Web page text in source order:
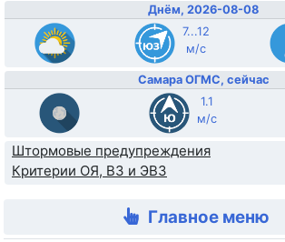
Днём, 2026-08-08
7...12
м/с
Самара ОГМС, сейчас
1.1
м/с
Штормовые предупреждения
Критерии ОЯ, ВЗ и ЭВЗ
Главное меню